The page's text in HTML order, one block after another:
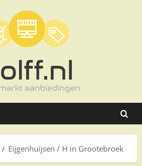
Eijgenhuijsen / H in Grootebroek